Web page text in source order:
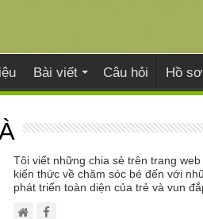
Bài viết Câu hỏi Hồ
Tôi viết những chia sẻ trên trang
kiến thức về chăm sóc bé đến với
phát triển toàn diện của trẻ và vun